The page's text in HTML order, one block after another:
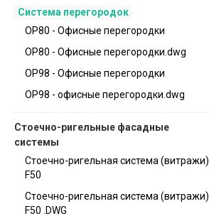
Система перегородок
OP80 - Офисные перегородки
OP80 - Офисные перегородки.dwg
OP98 - Офисные перегородки
OP98 - офисные перегородки.dwg
Стоечно-ригельные фасадные
системы
Стоечно-ригельная система (витражи)
F50
Стоечно-ригельная система (витражи)
F50 .DWG